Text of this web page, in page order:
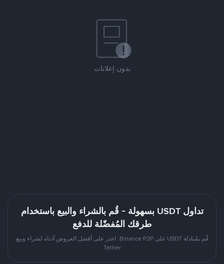
بدون إعلانات
تداول USDT بسهولة - قُم بالشراء والبيع باستخدام
طرقك المُفضّلة للدفع
قُم بمُبادلة USDT على Binance P2P. اعثر على أفضل العروض أدناه لشراء وبيع
Tether